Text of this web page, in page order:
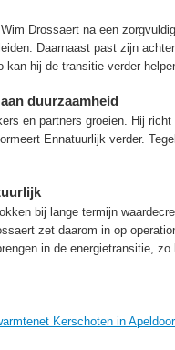
Drossaert na een
Daarnaast past zijn
hij de transitie verder
duurzaamheid
en partners groeien. Hij
Ennatuurlijk verder.
bij lange termijn
zet daarom in op
in de energietransitie, zo
Kerschoten in